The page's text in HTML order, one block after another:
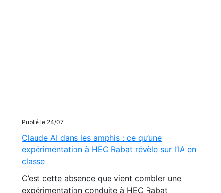
Publié le 24/07
Claude AI dans les amphis : ce qu’une
expérimentation à HEC Rabat révèle sur l’IA en
classe
C’est cette absence que vient combler une
expérimentation conduite à HEC Rabat